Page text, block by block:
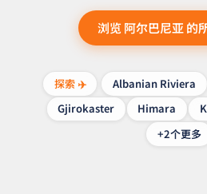
浏览 阿尔巴尼亚 的
探索 ✈️ Albanian Riviera
Gjirokaster
Himara
+2个更多